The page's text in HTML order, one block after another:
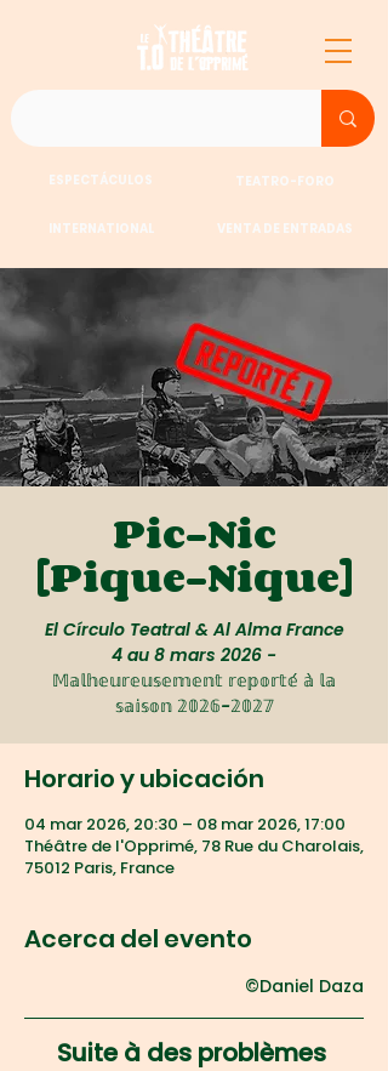
ESPECTÁCULOS TEATRO-FORO
INTERNATIONAL VENTA DE ENTRADAS
Pic-Nic
[Pique-Nique]
El Círculo Teatral & Al Alma France
4 au 8 mars 2026 -
𝕄𝕒𝕝𝕙𝕖𝕦𝕣𝕖𝕦𝕤𝕖𝕞𝕖𝕟𝕥 𝕣𝕖𝕡𝕠𝕣𝕥𝕖́ 𝕒̀ 𝕝𝕒
𝕤𝕒𝕚𝕤𝕠𝕟 𝟚𝟘𝟚𝟞-𝟚𝟘𝟚𝟟
Horario y ubicación
04 mar 2026, 20:30 – 08 mar 2026, 17:00
Théâtre de l'Opprimé, 78 Rue du Charolais,
75012 Paris, France
Acerca del evento
©Daniel Daza
Suite à des problèmes